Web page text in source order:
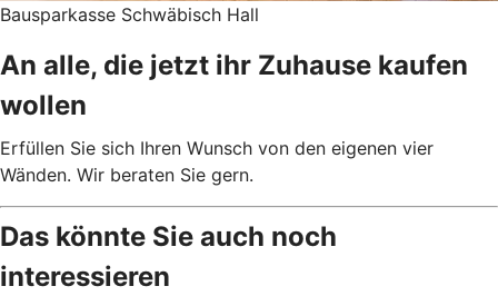
Bausparkasse Schwäbisch Hall
An alle, die jetzt ihr Zuhause kaufen
wollen
Erfüllen Sie sich Ihren Wunsch von den eigenen vier
Wänden. Wir beraten Sie gern.
Das könnte Sie auch noch
interessieren